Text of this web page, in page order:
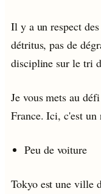
Il y a un respect
détritus, pas de
discipline sur le tri
Je vous mets au
France. Ici, c'est un
Peu de voiture
Tokyo est une ville